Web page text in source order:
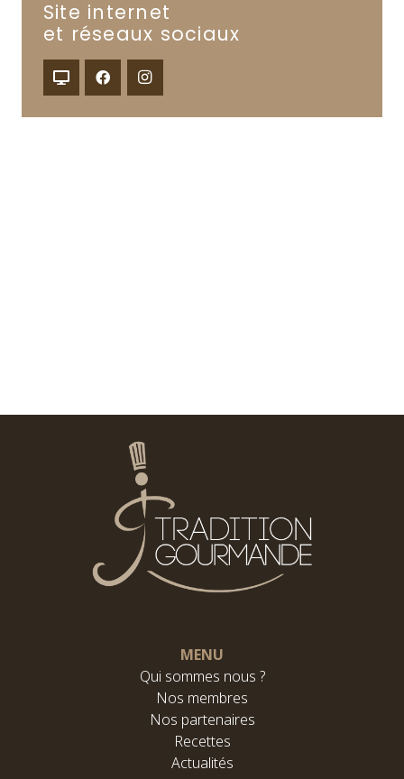
Site internet
et réseaux sociaux
MENU
Qui sommes nous ?
Nos membres
Nos partenaires
Recettes
Actualités